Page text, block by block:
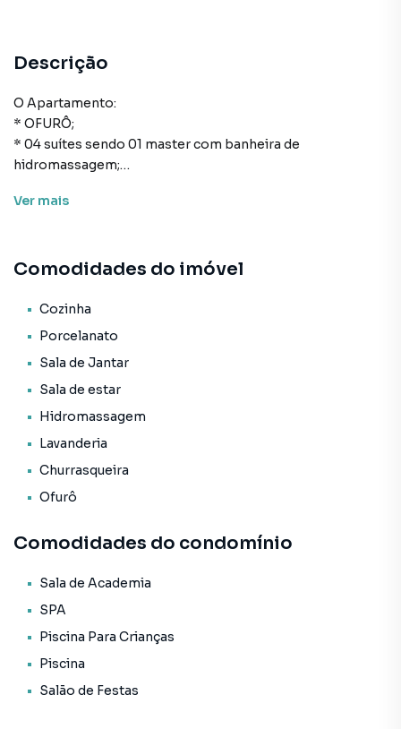
Descrição
O Apartamento:
* OFURÔ;
* 04 suítes sendo 01 master com banheira de
hidromassagem;
* 310m² de área privativa;
* Lavabo;
* Churrasqueira;
* Infraestrutura para água quente;
* Acabamento em gesso;
* Porcelanato.
* Piscina infantil;
* Academia;
* Spa;
* Salão de festas;
* Piscina adulto.
Forma de pagamento:
> Valor total: R$ 8.500.000,00
> Entrada + 04 reforços + saldo parcelado em até 84 vezes
> Para mais informações, consulte um de nossos
Ver mais
Comodidades do imóvel
Cozinha
Porcelanato
Sala de Jantar
Sala de estar
Hidromassagem
Lavanderia
Churrasqueira
Ofurô
Comodidades do condomínio
Sala de Academia
SPA
Piscina Para Crianças
Piscina
Salão de Festas